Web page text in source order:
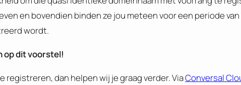
en bovendien binden ze jou meteen voor een periode van
wordt.
op dit voorstel!
registreren, dan helpen wij je graag verder. ViaConversal